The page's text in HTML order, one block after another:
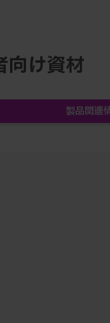
向け資材
製品関連